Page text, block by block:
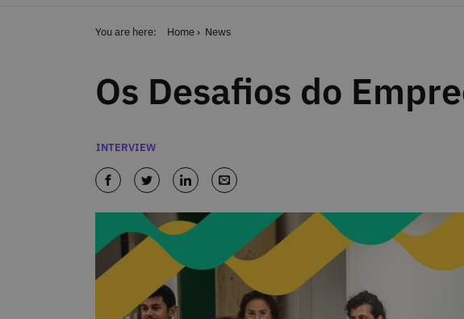
You are here: Home News
Os Desafios do
Categories
INTERVIEW